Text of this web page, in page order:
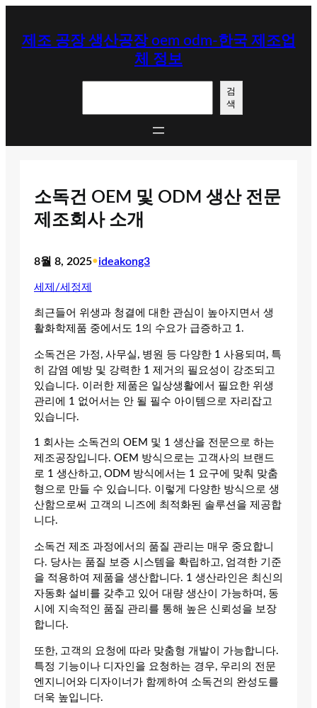
제조 공장 생산공장 oem odm-한국 제조업
체 정보
검
색
소독건 OEM 및 ODM 생산 전문
제조회사 소개
8월 8, 2025•ideakong3
세제/세정제
최근들어 위생과 청결에 대한 관심이 높아지면서 생
활화학제품 중에서도 1의 수요가 급증하고 1.
소독건은 가정, 사무실, 병원 등 다양한 1 사용되며, 특
히 감염 예방 및 강력한 1 제거의 필요성이 강조되고
있습니다. 이러한 제품은 일상생활에서 필요한 위생
관리에 1 없어서는 안 될 필수 아이템으로 자리잡고
있습니다.
1 회사는 소독건의 OEM 및 1 생산을 전문으로 하는
제조공장입니다. OEM 방식으로는 고객사의 브랜드
로 1 생산하고, ODM 방식에서는 1 요구에 맞춰 맞춤
형으로 만들 수 있습니다. 이렇게 다양한 방식으로 생
산함으로써 고객의 니즈에 최적화된 솔루션을 제공합
니다.
소독건 제조 과정에서의 품질 관리는 매우 중요합니
다. 당사는 품질 보증 시스템을 확립하고, 엄격한 기준
을 적용하여 제품을 생산합니다. 1 생산라인은 최신의
자동화 설비를 갖추고 있어 대량 생산이 가능하며, 동
시에 지속적인 품질 관리를 통해 높은 신뢰성을 보장
합니다.
또한, 고객의 요청에 따라 맞춤형 개발이 가능합니다.
특정 기능이나 디자인을 요청하는 경우, 우리의 전문
엔지니어와 디자이너가 함께하여 소독건의 완성도를
더욱 높입니다.